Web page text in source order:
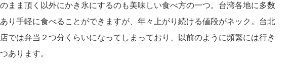
まま頂く以外にかき氷にするのも美味しい食べ方の一つ。台湾各地に多数
り手軽に食べることができますが、年々上がり続ける値段がネック。台北
では弁当２つ分くらいになってしまっており、以前のように頻繁には行き
あります。